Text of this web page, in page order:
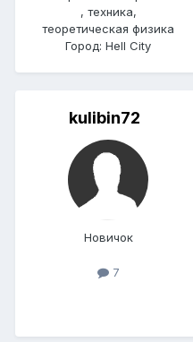
, техника,
теоретическая физика
Город: Hell City
kulibin72
Новичок
7